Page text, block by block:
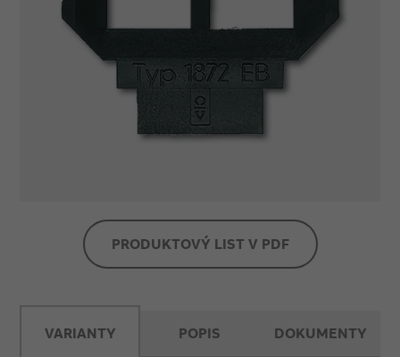
PRODUKTOVÝ LIST V PDF
VARIANTY POPIS DOKUMENTY